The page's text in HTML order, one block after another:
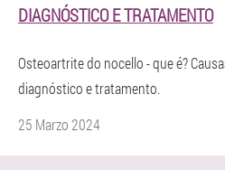
DIAGNÓSTICO E TRATAMENTO
Osteoartrite do nocello - que é?
diagnóstico e tratamento.
25 Marzo 2024